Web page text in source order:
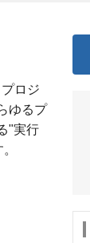
ロジ
ゆるプ
"実行